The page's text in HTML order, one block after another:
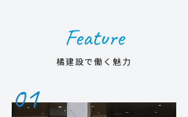
Feature
橘建設で働く魅力
01